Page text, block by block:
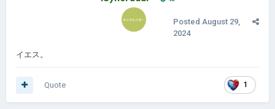
Posted August 29,
2024
イエス。
1
Quote